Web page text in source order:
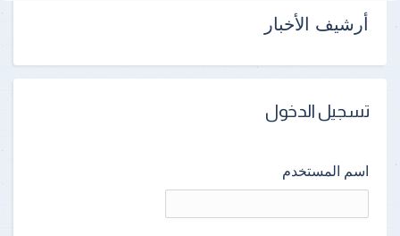
أرشيف الأخبار
تسجيل الدخول
اسم المستخدم